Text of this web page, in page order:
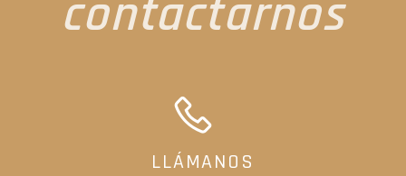
contactarnos
LLÁMANOS